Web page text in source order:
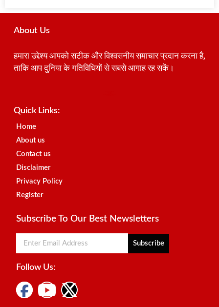
About Us
हमारा उद्देश्य आपको सटीक और विश्वसनीय समाचार प्रदान करना है,
ताकि आप दुनिया के गतिविधियों से सबसे आगाह रह सकें।
Quick Links:
Home
About us
Contact us
Disclaimer
Privacy Policy
Register
Subscribe To Our Best Newsletters
Subscribe
Follow Us: